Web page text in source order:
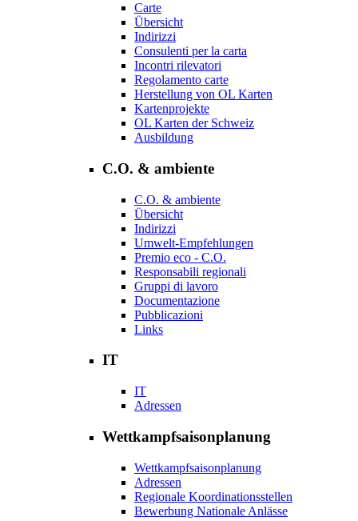
Carte
Übersicht
Indirizzi
Consulenti per la carta
Incontri rilevatori
Regolamento carte
Herstellung von OL Karten
Kartenprojekte
OL Karten der Schweiz
Ausbildung
C.O. & ambiente
C.O. & ambiente
Übersicht
Indirizzi
Umwelt-Empfehlungen
Premio eco - C.O.
Responsabili regionali
Gruppi di lavoro
Documentazione
Pubblicazioni
Links
IT
IT
Adressen
Wettkampfsaisonplanung
Wettkampfsaisonplanung
Adressen
Regionale Koordinationsstellen
Bewerbung Nationale Anlässe